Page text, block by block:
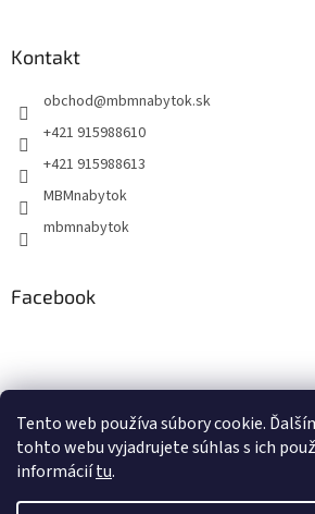
Tento web používa súbory cookie.
tohto webu vyjadrujete súhlas s ich
informáciítu.
Kontakt
obchod@mbmnabytok.sk
+421 915988610
+421 915988613
MBMnabytok
mbmnabytok
Facebook
0KS / €0